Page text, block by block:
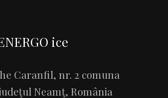
ice
Caranfil, nr. 2 comuna
Neamţ, România